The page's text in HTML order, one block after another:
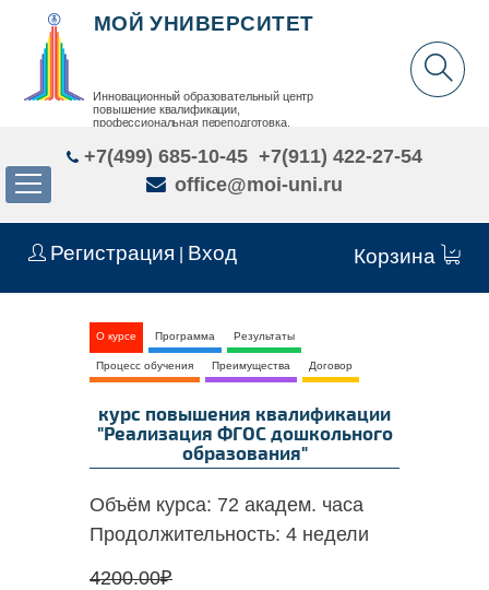
Регистрация Вход Корзина
МОЙ УНИВЕРСИТЕТ
Инновационный образовательный центр
повышение квалификации,
профессиональная переподготовка,
+7(499) 685-10-45 +7(911) 422-27-54
office@moi-uni.ru
О курсе Программа Результаты
Процесс обучения Преимущества Договор
курс повышения квалификации
"Реализация ФГОС дошкольного
образования"
Объём курса: 72 академ. часа
Продолжительность: 4 недели
4200.00₽